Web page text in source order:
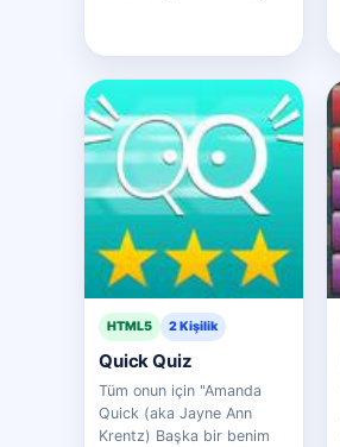
HTML5 2 Kişilik
Quick Quiz
Tüm onun için "Amanda
Quick (aka Jayne Ann
Krentz) Başka bir benim